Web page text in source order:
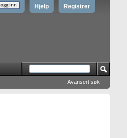
Registrer
Hjelp
Avansert søk